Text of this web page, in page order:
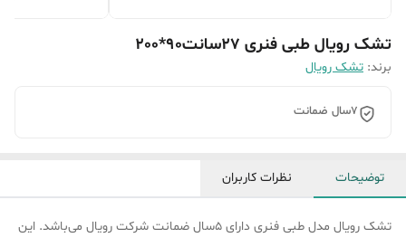
تشک رویال طبی فنری 27سانت90*200
برند: تشک رویال
7سال ضمانت
توضیحات نظرات کاربران
تشک رویال مدل طبی فنری دارای 5سال ضمانت شرکت رویال می‌باشد. این